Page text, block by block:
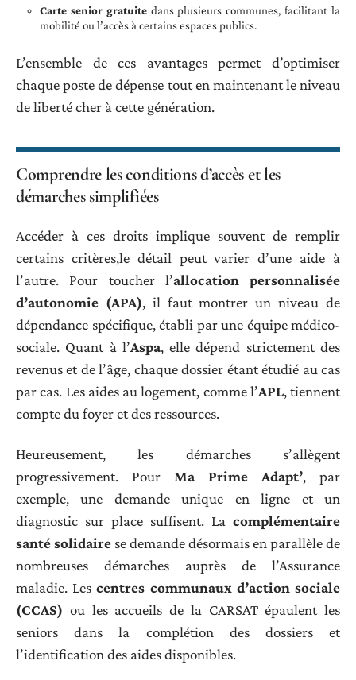
Carte senior gratuitedans plusieurs communes, facilitant la
mobilité ou l’accès à certains espaces publics.
L’ensemble de ces avantages permet d’optimiser
chaque poste de dépense tout en maintenant le niveau
de liberté cher à cette génération.
Comprendre les conditions d’accès et les
démarches simplifiées
Accéder à ces droits implique souvent de remplir
certains critères,le détail peut varier d’une aide à
l’autre. Pour toucher l’allocation personnalisée
d’autonomie (APA), il faut montrer un niveau de
dépendance spécifique, établi par une équipe médico-
sociale. Quant à l’Aspa, elle dépend strictement des
revenus et de l’âge, chaque dossier étant étudié au cas
par cas. Les aides au logement, comme l’APL, tiennent
compte du foyer et des ressources.
Heureusement, les démarches s’allègent
progressivement. Pour Ma Prime Adapt’, par
exemple, une demande unique en ligne et un
diagnostic sur place suffisent. La complémentaire
santé solidaire se demande désormais en parallèle de
nombreuses démarches auprès de l’Assurance
maladie. Lescentres communaux d’action sociale
(CCAS) ou les accueils de la CARSAT épaulent les
seniors dans la complétion des dossiers et
l’identification des aides disponibles.